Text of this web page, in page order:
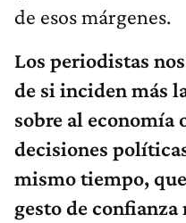
de esos márgenes.
Los periodistas
de si inciden más
sobre al economía
decisiones
mismo tiempo,
gesto de confianza